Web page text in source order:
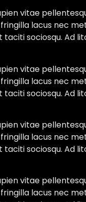
vitae
lacus nec
sociosqu. Ad
vitae
lacus nec
sociosqu. Ad
vitae
lacus nec
sociosqu. Ad
vitae
lacus nec